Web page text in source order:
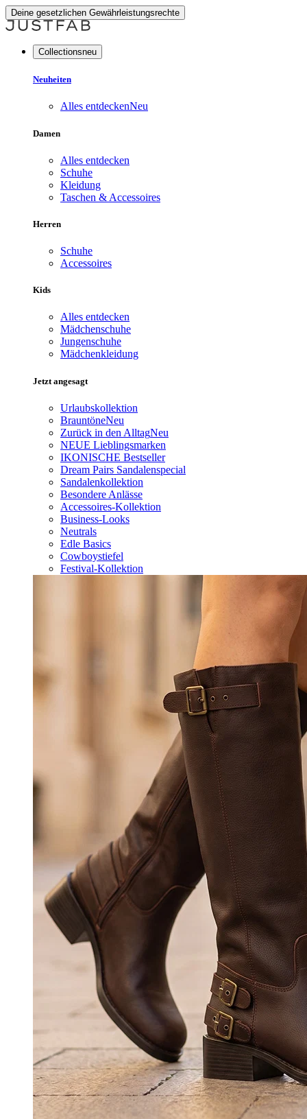
Deine gesetzlichen Gewährleistungsrechte
Collectionsneu
Neuheiten
Alles entdeckenNeu
Damen
Alles entdecken
Schuhe
Kleidung
Taschen & Accessoires
Herren
Schuhe
Accessoires
Kids
Alles entdecken
Mädchenschuhe
Jungenschuhe
Mädchenkleidung
Jetzt angesagt
Urlaubskollektion
BrauntöneNeu
Zurück in den AlltagNeu
NEUE Lieblingsmarken
IKONISCHE Bestseller
Dream Pairs Sandalenspecial
Sandalenkollektion
Besondere Anlässe
Accessoires-Kollektion
Business-Looks
Neutrals
Edle Basics
Cowboystiefel
Festival-Kollektion